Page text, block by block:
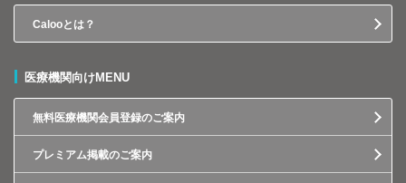
Calooとは？
医療機関向けMENU
無料医療機関会員登録のご案内
プレミアム掲載のご案内